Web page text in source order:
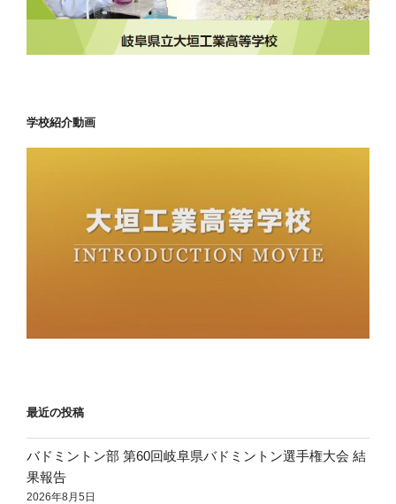
学校紹介動画
最近の投稿
バドミントン部 第60回岐阜県バドミントン選手権大会 結
果報告
2026年8月5日